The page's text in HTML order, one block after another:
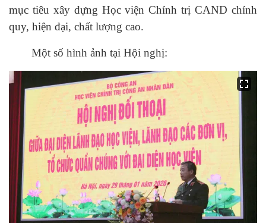
mục tiêu xây dựng Học viện Chính trị CAND chính
quy, hiện đại, chất lượng cao.
Một số hình ảnh tại Hội nghị: